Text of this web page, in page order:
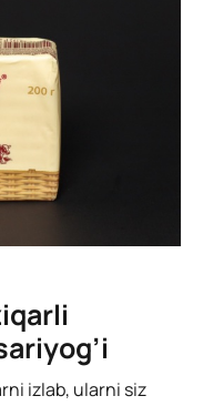
izlab, ularni siz